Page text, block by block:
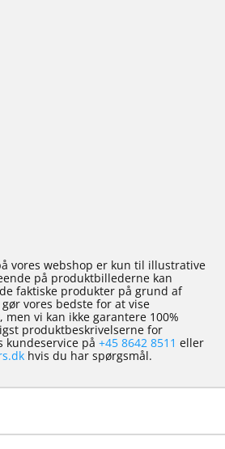
vores webshop er kun til illustrative
på produktbillederne kan
faktiske produkter på grund af
vores bedste for at vise
vi kan ikke garantere 100%
produktbeskrivelserne for
kundeservice på +45 8642 8511 eller
hvis du har spørgsmål.